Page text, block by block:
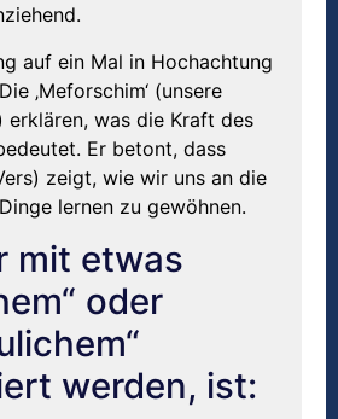
auf ein Mal in Hochachtung
‚Meforschim‘ (unsere
erklären, was die Kraft des
Er betont, dass
zeigt, wie wir uns an die
lernen zu gewöhnen.
mit etwas
oder
werden, ist: